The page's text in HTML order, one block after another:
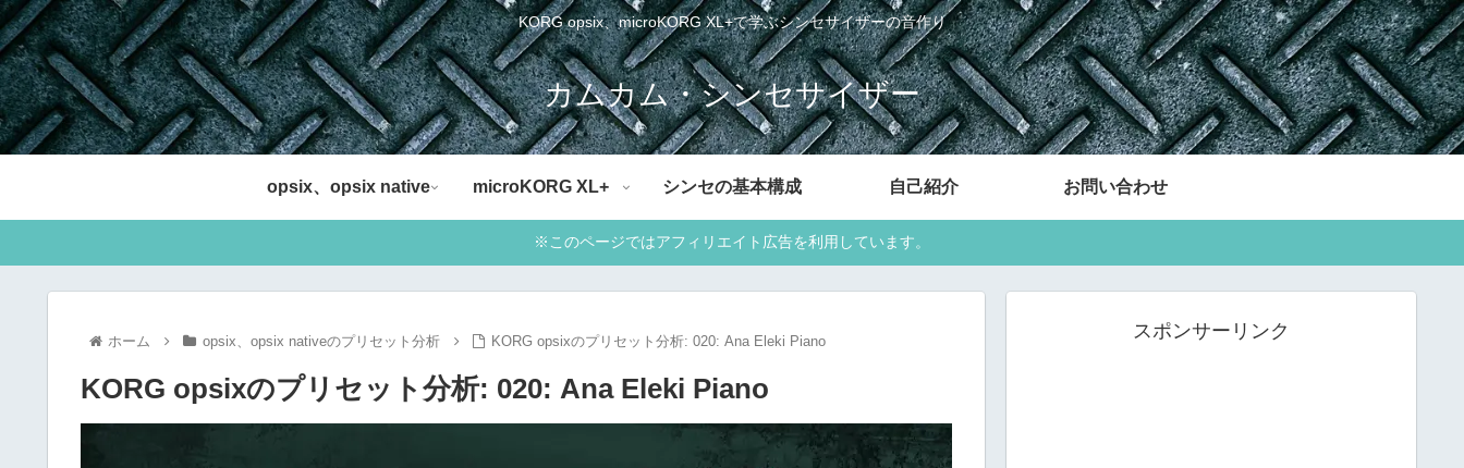
KORG opsix、microKORG XL+で学ぶシンセサイザーの音作り
カムカム・シンセサイザー
opsix、opsix native microKORG XL+ シンセの基本構成 自己紹介 お問い合わせ
※このページではアフィリエイト広告を利用しています。
ホーム opsix、opsix nativeのプリセット分析 KORG opsixのプリセット分析: 020: Ana Eleki Piano
KORG opsixのプリセット分析: 020: Ana Eleki Piano
スポンサーリンク